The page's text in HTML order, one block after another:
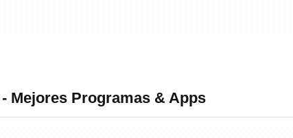
Mejores Programas & Apps